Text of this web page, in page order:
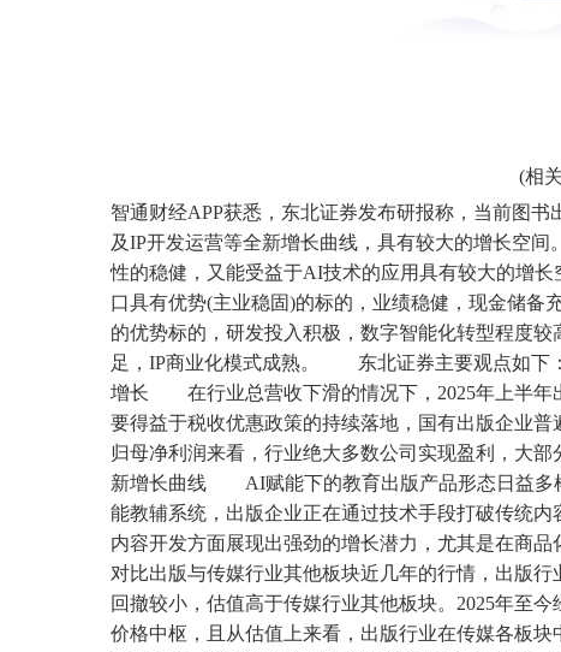
(相
智通财经APP获悉，东北证券发布研报称，当前图
及IP开发运营等全新增长曲线，具有较大的增长空
性的稳健，又能受益于AI技术的应用具有较大的增
口具有优势(主业稳固)的标的，业绩稳健，现金储备
的优势标的，研发投入积极，数字智能化转型程度
足，IP商业化模式成熟。 东北证券主要观点如
增长 在行业总营收下滑的情况下，2025年上半年
要得益于税收优惠政策的持续落地，国有出版企业
归母净利润来看，行业绝大多数公司实现盈利，
新增长曲线 AI赋能下的教育出版产品形态日益多
能教辅系统，出版企业正在通过技术手段打破传统
内容开发方面展现出强劲的增长潜力，尤其是在商
对比出版与传媒行业其他板块近几年的行情，出
回撤较小，估值高于传媒行业其他板块。2025年至
价格中枢，且从估值上来看，出版行业在传媒各板